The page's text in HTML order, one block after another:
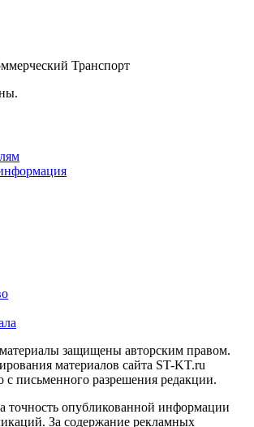
Транспорт
защищены авторским правом.
материалов сайта ST-KT.ru
с письменного разрешения редакции.
точность опубликованной информации
За содержание рекламных